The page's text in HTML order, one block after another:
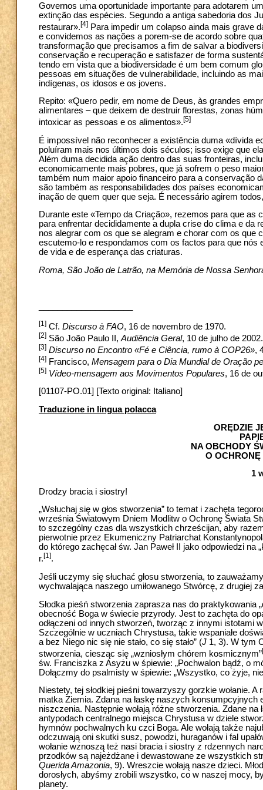
Governos uma oportunidade importante para adotarem
extinção das espécies. Segundo a antiga sabedoria dos
restaurar».[4] Para impedir um colapso ainda mais grave
e convidemos as nações a porem-se de acordo sobre
transformação que precisamos a fim de salvar a
conservação e recuperação e satisfazer de forma
tendo em vista que a biodiversidade é um bem comum
pessoas em situações de vulnerabilidade, incluindo as
indígenas, os idosos e os jovens.
Repito: «Quero pedir, em nome de Deus, às grandes
alimentares – que deixem de destruir florestas, zonas
intoxicar as pessoas e os alimentos».[5]
É impossível não reconhecer a existência duma «dívida
poluíram mais nos últimos dois séculos; isso exige que
Além duma decidida ação dentro das suas fronteiras,
economicamente mais pobres, que já sofrem o peso
também num maior apoio financeiro para a conservação
são também as responsabilidades dos países
inação de quem quer que seja. É necessário agirem
Durante este «Tempo da Criação», rezemos para que
para enfrentar decididamente a dupla crise do clima e da
nos alegrar com os que se alegram e chorar com os que
escutemo-lo e respondamos com os factos para que
de vida e de esperança das criaturas.
Roma, São João de Latrão, na Memória de Nossa
[1] Cf. Discurso à FAO, 16 de novembro de 1970.
[2] São João Paulo II, Audiência Geral, 10 de julho de 2002.
[3] Discurso no Encontro «Fé e Ciência, rumo à COP26»,
[4] Francisco, Mensagem para o Dia Mundial de Oração
[5] Vídeo-mensagem aos Movimentos Populares, 16 de
[01107-PO.01] [Texto original: Italiano]
Traduzione in lingua polacca
ORĘDZIE
NA OBCHODY
O OCHRONĘ
1
Drodzy bracia i siostry!
„Wsłuchaj się w głos stworzenia” to temat i zachęta
września Światowym Dniem Modlitw o Ochronę Świata
to szczególny czas dla wszystkich chrześcijan, aby
pierwotnie przez Ekumeniczny Patriarchat
do którego zachęcał św. Jan Paweł II jako odpowiedzi
r.[1].
Jeśli uczymy się słuchać głosu stworzenia, to
wychwalająca naszego umiłowanego Stwórcę, z drugiej
Słodka pieśń stworzenia zaprasza nas do praktykowania
obecność Boga w świecie przyrody. Jest to zachęta do
odłączeni od innych stworzeń, tworząc z innymi istotami
Szczególnie w uczniach Chrystusa, takie wspaniałe
a bez Niego nic się nie stało, co się stało” (J 1, 3). W tym
stworzenia, ciesząc się „wzniosłym chórem kosmicznym”
św. Franciszka z Asyżu w śpiewie: „Pochwalon bądź, o
Dołączmy do psalmisty w śpiewie: „Wszystko, co żyje,
Niestety, tej słodkiej pieśni towarzyszy gorzkie wołanie.
matka Ziemia. Zdana na łaskę naszych
niszczenia. Następnie wołają różne stworzenia. Zdane na
antypodach centralnego miejsca Chrystusa w dziele
hymnów pochwalnych ku czci Boga. Ale wołają także
odczuwają oni skutki susz, powodzi, huraganów i fal
wołanie wznoszą też nasi bracia i siostry z rdzennych
przodków są najeżdżane i dewastowane ze wszystkich
Querida Amazonia, 9). Wreszcie wołają nasze dzieci.
dorosłych, abyśmy zrobili wszystko, co w naszej mocy,
planety.